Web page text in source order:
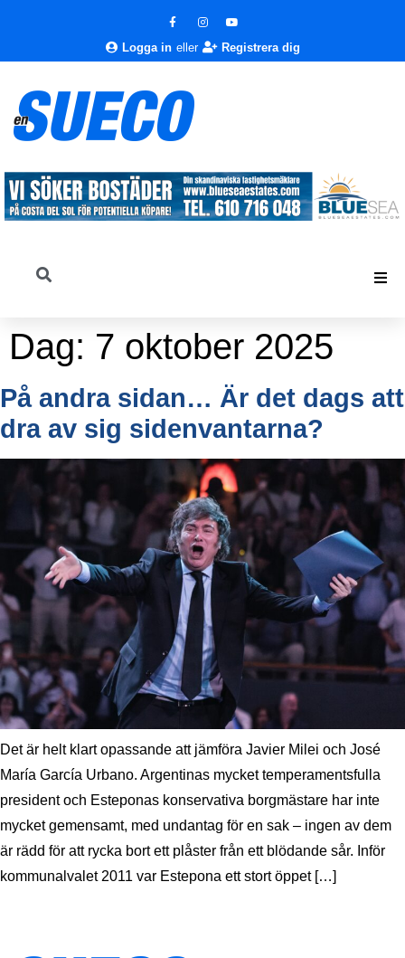
Logga in eller Registrera dig
Dag: 7 oktober 2025
På andra sidan… Är det dags att
dra av sig sidenvantarna?
Det är helt klart opassande att jämföra Javier Milei och José
María García Urbano. Argentinas mycket temperamentsfulla
president och Esteponas konservativa borgmästare har inte
mycket gemensamt, med undantag för en sak – ingen av dem
är rädd för att rycka bort ett plåster från ett blödande sår. Inför
kommunalvalet 2011 var Estepona ett stort öppet […]